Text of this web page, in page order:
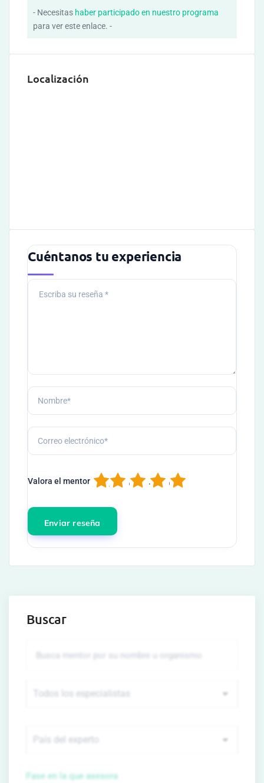
- Necesitas haber participado en nuestro programa
para ver este enlace. -
Localización
Cuéntanos tu experiencia
Valora el mentor 5
4
3
2
1
Buscar
Fase en la que asesora